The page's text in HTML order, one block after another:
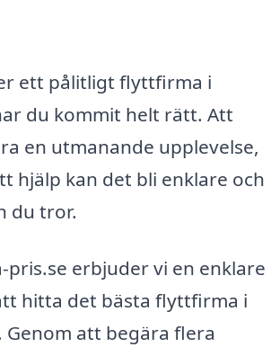
ett pålitligt flyttfirma i
du kommit helt rätt. Att
en utmanande upplevelse,
hjälp kan det bli enklare och
du tror.
erbjuder vi en enklare
hitta det bästa flyttfirma i
att begära flera